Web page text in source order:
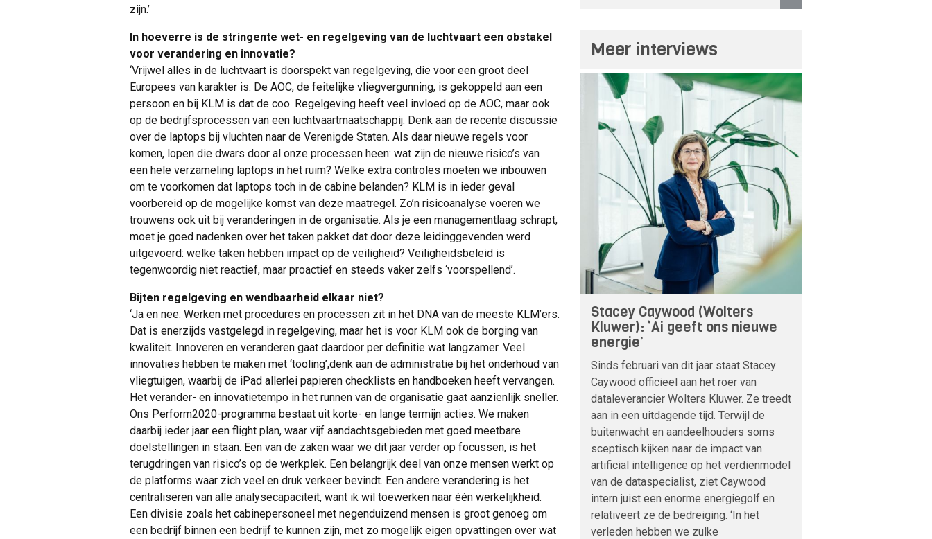
zijn.’
In hoeverre is de stringente wet- en regelgeving van de luchtvaart een obstakel
voor verandering en innovatie?
‘Vrijwel alles in de luchtvaart is doorspekt van regelgeving, die voor een groot deel
Europees van karakter is. De AOC, de feitelijke vliegvergunning, is gekoppeld aan een
persoon en bij KLM is dat de coo. Regelgeving heeft veel invloed op de AOC, maar ook
op de bedrijfsprocessen van een luchtvaartmaatschappij. Denk aan de recente discussie
over de laptops bij vluchten naar de Verenigde Staten. Als daar nieuwe regels voor
komen, lopen die dwars door al onze processen heen: wat zijn de nieuwe risico’s van
een hele verzameling laptops in het ruim? Welke extra controles moeten we inbouwen
om te voorkomen dat laptops toch in de cabine belanden? KLM is in ieder geval
voorbereid op de mogelijke komst van deze maatregel. Zo’n risicoanalyse voeren we
trouwens ook uit bij veranderingen in de organisatie. Als je een managementlaag schrapt,
moet je goed nadenken over het taken pakket dat door deze leidinggevenden werd
uitgevoerd: welke taken hebben impact op de veiligheid? Veiligheidsbeleid is
tegenwoordig niet reactief, maar proactief en steeds vaker zelfs ‘voorspellend’.
Bijten regelgeving en wendbaarheid elkaar niet?
‘Ja en nee. Werken met procedures en processen zit in het DNA van de meeste KLM’ers.
Dat is enerzijds vastgelegd in regelgeving, maar het is voor KLM ook de borging van
kwaliteit. Innoveren en veranderen gaat daardoor per definitie wat langzamer. Veel
innovaties hebben te maken met ‘tooling’,denk aan de administratie bij het onderhoud van
vliegtuigen, waarbij de iPad allerlei papieren checklists en handboeken heeft vervangen.
Het verander- en innovatietempo in het runnen van de organisatie gaat aanzienlijk sneller.
Ons Perform2020-programma bestaat uit korte- en lange termijn acties. We maken
daarbij ieder jaar een flight plan, waar vijf aandachtsgebieden met goed meetbare
doelstellingen in staan. Een van de zaken waar we dit jaar verder op focussen, is het
terugdringen van risico’s op de werkplek. Een belangrijk deel van onze mensen werkt op
de platforms waar zich veel en druk verkeer bevindt. Een andere verandering is het
centraliseren van alle analysecapaciteit, want ik wil toewerken naar één werkelijkheid.
Een divisie zoals het cabinepersoneel met negenduizend mensen is groot genoeg om
een bedrijf binnen een bedrijf te kunnen zijn, met zo mogelijk eigen opvattingen over wat
Meer interviews
Stacey Caywood (Wolters
Kluwer): ‘Ai geeft ons nieuwe
energie’
Sinds februari van dit jaar staat Stacey
Caywood officieel aan het roer van
dataleverancier Wolters Kluwer. Ze treedt
aan in een uitdagende tijd. Terwijl de
buitenwacht en aandeelhouders soms
sceptisch kijken naar de impact van
artificial intelligence op het verdienmodel
van de dataspecialist, ziet Caywood
intern juist een enorme energiegolf en
relativeert ze de bedreiging. ‘In het
verleden hebben we zulke